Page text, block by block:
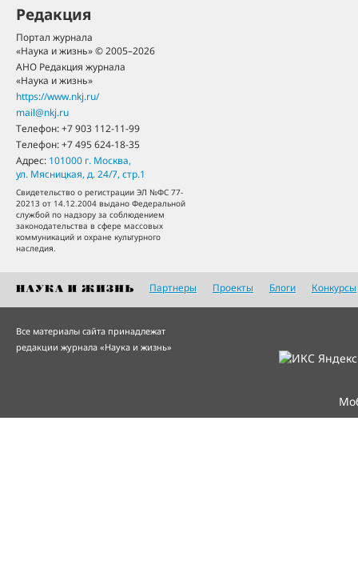
Редакция
Портал журнала
«Наука и жизнь» © 2005–2026
АНО Редакция журнала
«Наука и жизнь»
https://www.nkj.ru/
mail@nkj.ru
Телефон:+7 903 112-11-99
Телефон:+7 495 624-18-35
Адрес: 101000 г. Москва,
ул. Мясницкая, д. 24/7, стр.1
Свидетельство о регистрации ЭЛ №ФС 77-
20213 от 14.12.2004 выдано Федеральной
службой по надзору за соблюдением
законодательства в сфере массовых
коммуникаций и охране культурного
наследия.
Партнеры Проекты Блоги Конкурсы
Все материалы сайта принадлежат
редакции журнала «Наука и жизнь»